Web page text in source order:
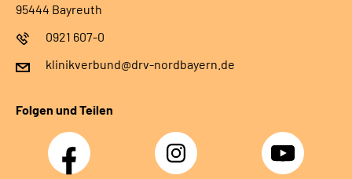
95444 Bayreuth
0921 607-0
klinikverbund@drv-nordbayern.de
Folgen und Teilen
Facebook Instagram Youtube